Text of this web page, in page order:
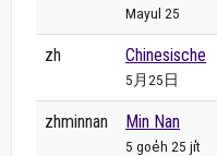
Mayul 25
zh Chinesische
5月25日
zhminnan Min Nan
5 goe̍h 25 ji̍t